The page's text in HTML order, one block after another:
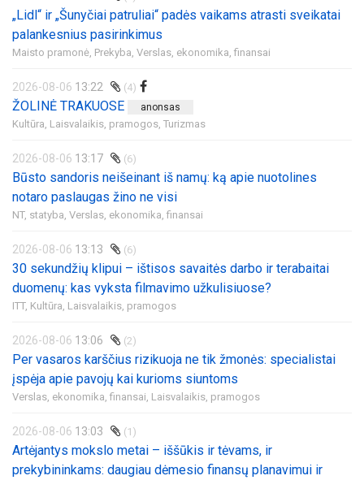
„Lidl“ ir „Šunyčiai patruliai“ padės vaikams atrasti sveikatai
palankesnius pasirinkimus
Maisto pramonė, Prekyba, Verslas, ekonomika, finansai
2026-08-06 13:22 (4)
ŽOLINĖ TRAKUOSE anonsas
Kultūra, Laisvalaikis, pramogos, Turizmas
2026-08-06 13:17 (6)
Būsto sandoris neišeinant iš namų: ką apie nuotolines
notaro paslaugas žino ne visi
NT, statyba, Verslas, ekonomika, finansai
2026-08-06 13:13 (6)
30 sekundžių klipui – ištisos savaitės darbo ir terabaitai
duomenų: kas vyksta filmavimo užkulisiuose?
ITT, Kultūra, Laisvalaikis, pramogos
2026-08-06 13:06 (2)
Per vasaros karščius rizikuoja ne tik žmonės: specialistai
įspėja apie pavojų kai kurioms siuntoms
Verslas, ekonomika, finansai, Laisvalaikis, pramogos
2026-08-06 13:03 (1)
Artėjantys mokslo metai – iššūkis ir tėvams, ir
prekybininkams: daugiau dėmesio finansų planavimui ir